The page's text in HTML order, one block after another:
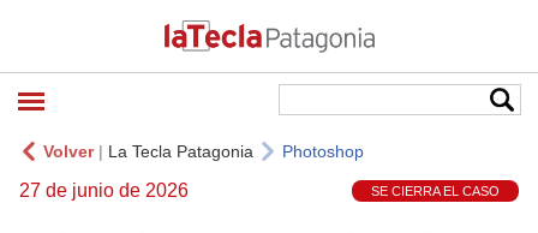
Volver| La Tecla Patagonia Photoshop
27 de junio de 2026 SE CIERRA EL CASO